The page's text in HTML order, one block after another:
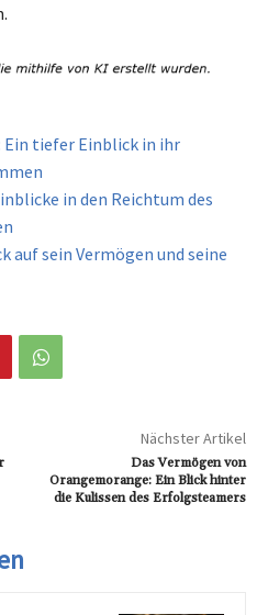
Ein tiefer Einblick in ihr
in den Reichtum des
auf sein Vermögen und seine
Nächster Artikel
Das Vermögen von
Orangemorange: Ein Blick hinter
die Kulissen des Erfolgsteamers